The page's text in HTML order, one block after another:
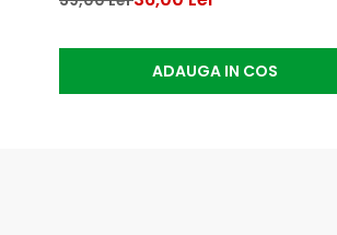
ADAUGA IN COS